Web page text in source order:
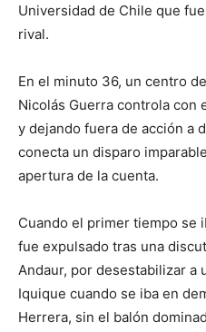
Universidad de Chile que
rival.
En el minuto 36, un centro
Nicolás Guerra controla con
y dejando fuera de acción a
conecta un disparo
apertura de la cuenta.
Cuando el primer tiempo se
fue expulsado tras una
Andaur, por desestabilizar a
Iquique cuando se iba en
Herrera, sin el balón